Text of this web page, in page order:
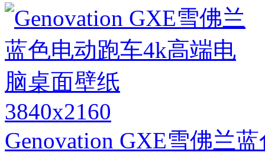
3840x2160
Genovation GXE雪佛兰